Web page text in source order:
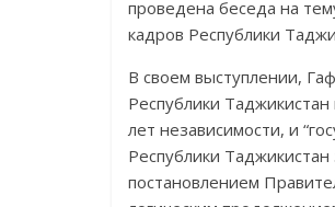
проведена беседа на
кадров Республики
В своем выступлении,
Республики
лет независимости, и
Республики
постановлением